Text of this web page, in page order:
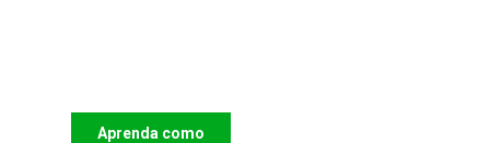
Aprenda como